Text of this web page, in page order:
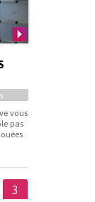
vous
pas
3